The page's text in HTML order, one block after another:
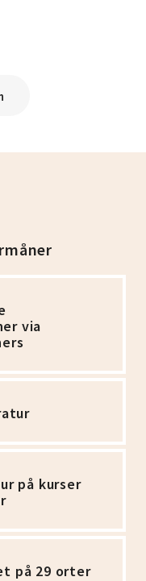
via
på kurser
på 29 orter